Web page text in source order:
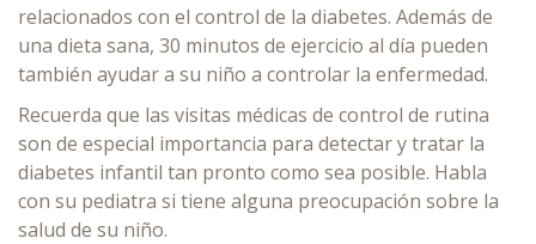
relacionados con el control de la diabetes. Además de
una dieta sana, 30 minutos de ejercicio al día pueden
también ayudar a su niño a controlar la enfermedad.
Recuerda que las visitas médicas de control de rutina
son de especial importancia para detectar y tratar la
diabetes infantil tan pronto como sea posible. Habla
con su pediatra si tiene alguna preocupación sobre la
salud de su niño.